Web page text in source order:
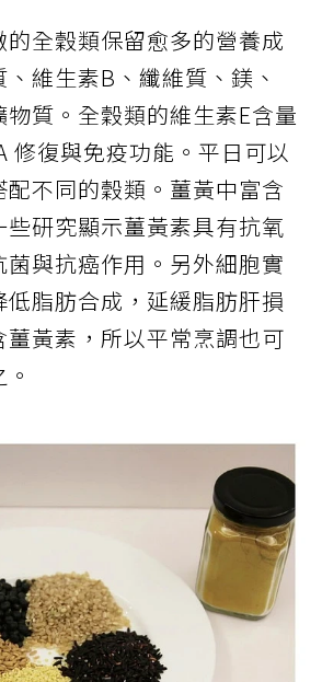
全穀類保留愈多的營養成
維生素B、纖維質、鎂、
質。全穀類的維生素E含量
修復與免疫功能。平日可以
配不同的穀類。薑黃中富含
些研究顯示薑黃素具有抗氧
與抗癌作用。另外細胞實
脂肪合成，延緩脂肪肝損
黃素，所以平常烹調也可